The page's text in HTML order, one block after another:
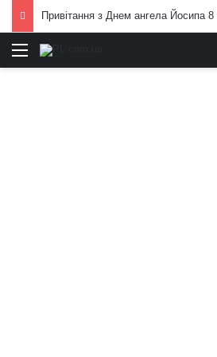
Привітання з Днем ангела Йосипа 8
Меню